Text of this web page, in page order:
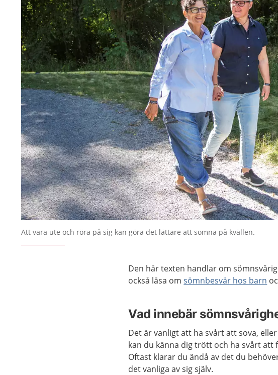
Att vara ute och röra på sig kan göra det lättare att somna på kvällen.
Den här texten handlar om
också läsa omsömnbesvär hos barn
Vad innebär
Det är vanligt att ha svårt att sova,
kan du känna dig trött och ha svårt att
Oftast klarar du ändå av det du
det vanliga av sig själv.